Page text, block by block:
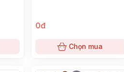
0đ
Chọn mua